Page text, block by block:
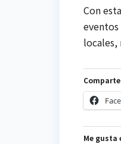
Con
eventos
locales,
Me gusta